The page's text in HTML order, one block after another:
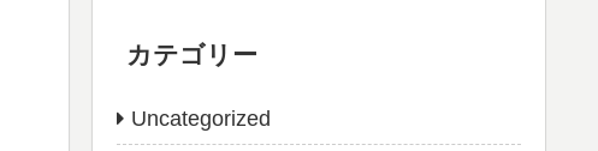
カテゴリー
Uncategorized